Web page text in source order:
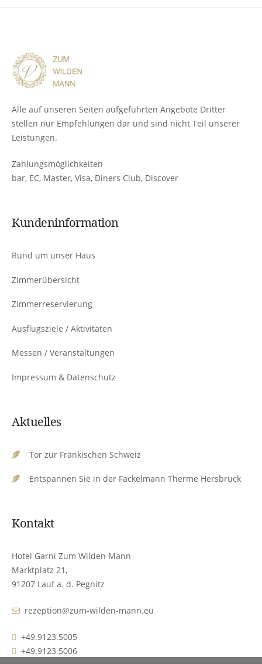
Alle auf unseren Seiten aufgeführten Angebote Dritter
stellen nur Empfehlungen dar und sind nicht Teil unserer
Leistungen.
Zahlungsmöglichkeiten
bar, EC, Master, Visa, Diners Club, Discover
Kundeninformation
Rund um unser Haus
Zimmerübersicht
Zimmerreservierung
Ausflugsziele / Aktivitäten
Messen / Veranstaltungen
Impressum & Datenschutz
Aktuelles
Tor zur Fränkischen Schweiz
Entspannen Sie in der Fackelmann Therme Hersbruck
Kontakt
Hotel Garni Zum Wilden Mann
Marktplatz 21,
91207 Lauf a. d. Pegnitz
rezeption@zum-wilden-mann.eu
+49.9123.5005
+49.9123.5006